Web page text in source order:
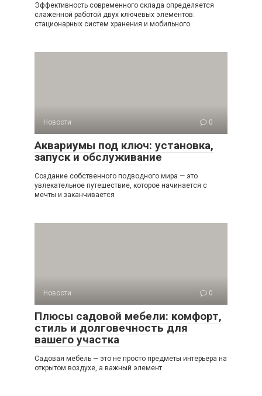
Эффективность современного склада определяется
слаженной работой двух ключевых элементов:
стационарных систем хранения и мобильного
Новости 0
Аквариумы под ключ: установка,
запуск и обслуживание
Создание собственного подводного мира — это
увлекательное путешествие, которое начинается с
мечты и заканчивается
Новости 0
Плюсы садовой мебели: комфорт,
стиль и долговечность для
вашего участка
Садовая мебель — это не просто предметы интерьера на
открытом воздухе, а важный элемент